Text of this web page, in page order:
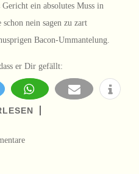
ein absolutes Muss in
nein sagen zu zart
Bacon-Ummantelung.
er Dir gefällt: